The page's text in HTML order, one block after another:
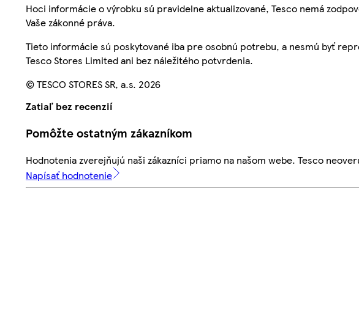
Hoci informácie o výrobku sú pravidelne aktualizované, Tesco nemá
Vaše zákonné práva.
Tieto informácie sú poskytované iba pre osobnú potrebu, a nesmú byť
Tesco Stores Limited ani bez náležitého potvrdenia.
© TESCO STORES SR, a.s. 2026
Zatiaľ bez recenzií
Pomôžte ostatným zákazníkom
Hodnotenia zverejňujú naši zákazníci priamo na našom webe. Tesco
Napísať hodnotenie